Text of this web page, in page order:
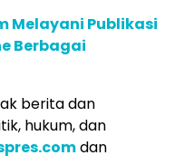
Melayani Publikasi
Berbagai
berita dan
hukum, dan
dan